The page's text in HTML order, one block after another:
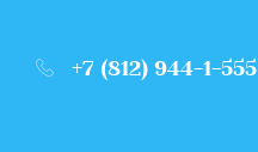
+7 (812) 944-1-555